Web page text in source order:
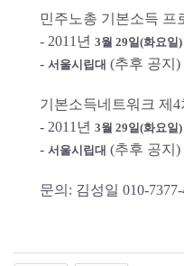
민주노총 기본소득 프
- 2011년 3월 29일(화요일
- 서울시립대 (추후 공지)
기본소득네트워크 제
- 2011년 3월 29일(화요일
- 서울시립대 (추후 공지)
문의: 김성일 010-7377-